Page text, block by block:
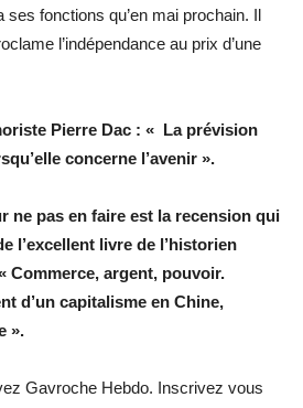
ses fonctions qu’en mai prochain. Il
l’indépendance au prix d’une
Pierre Dac : « La prévision
concerne l’avenir ».
ne pas en faire est la recension qui
l’excellent livre de l’historien
Commerce, argent, pouvoir.
d’un capitalisme en Chine,
».
Gavroche Hebdo. Inscrivez vous